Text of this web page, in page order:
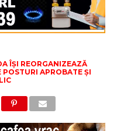
ÎȘI REORGANIZEAZĂ
APROBATE ȘI